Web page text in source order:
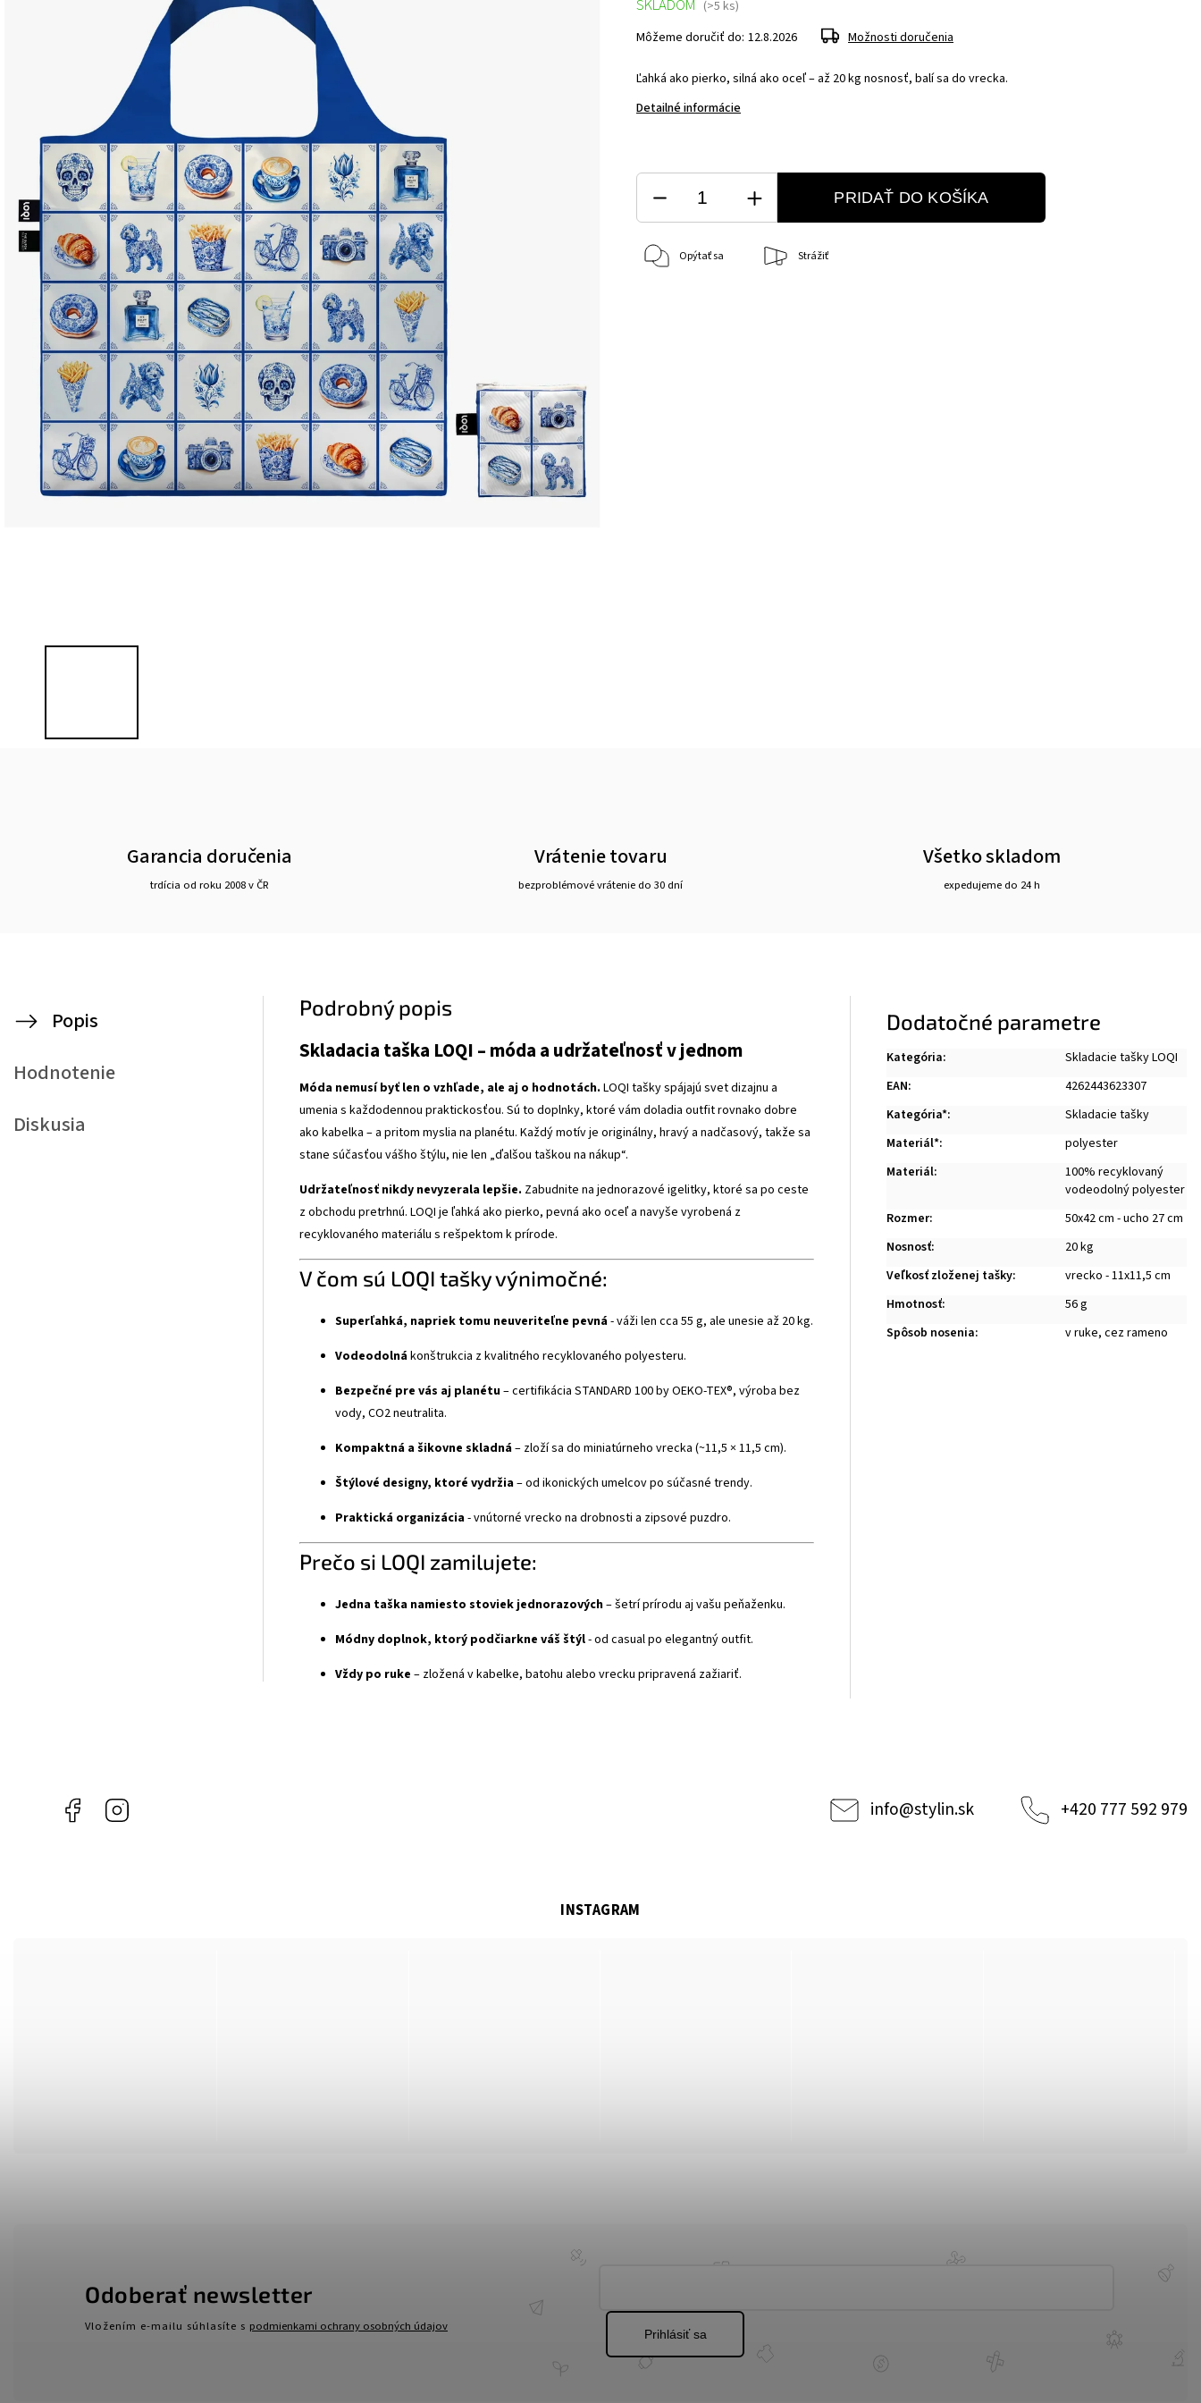
Ľahká ako pierko, silná ako oceľ – až 20 kg nosnosť, balí sa do vrecka.
Detailné informácie
SKLADOM (>5 ks)
Môžeme doručiť do: 12.8.2026 Možnosti doručenia
PRIDAŤ DO KOŠÍKA
Opýtať sa Strážiť
Garancia doručenia
trdícia od roku 2008 v ČR
Vrátenie tovaru
bezproblémové vrátenie do 30 dní
Všetko skladom
expedujeme do 24 h
Popis
Hodnotenie
Diskusia
Podrobný popis
Skladacia taška LOQI – móda a udržateľnosť v jednom
Móda nemusí byť len o vzhľade, ale aj o hodnotách. LOQI tašky spájajú svet dizajnu a
umenia s každodennou praktickosťou. Sú to doplnky, ktoré vám doladia outfit rovnako dobre
ako kabelka – a pritom myslia na planétu. Každý motív je originálny, hravý a nadčasový, takže sa
stane súčasťou vášho štýlu, nie len „ďalšou taškou na nákup“.
Udržateľnosť nikdy nevyzerala lepšie. Zabudnite na jednorazové igelitky, ktoré sa po ceste
z obchodu pretrhnú. LOQI je ľahká ako pierko, pevná ako oceľ a navyše vyrobená z
recyklovaného materiálu s rešpektom k prírode.
V čom sú LOQI tašky výnimočné:
Superľahká, napriek tomu neuveriteľne pevná- váži len cca 55 g, ale unesie až 20 kg.
Vodeodolnákonštrukcia z kvalitného recyklovaného polyesteru.
Bezpečné pre vás aj planétu– certifikácia STANDARD 100 by OEKO-TEX®, výroba bez
vody, CO2 neutralita.
Kompaktná a šikovne skladná– zloží sa do miniatúrneho vrecka (~11,5 × 11,5 cm).
Štýlové designy, ktoré vydržia– od ikonických umelcov po súčasné trendy.
Praktická organizácia- vnútorné vrecko na drobnosti a zipsové puzdro.
Prečo si LOQI zamilujete:
Jedna taška namiesto stoviek jednorazových– šetrí prírodu aj vašu peňaženku.
Módny doplnok, ktorý podčiarkne váš štýl- od casual po elegantný outfit.
Vždy po ruke – zložená v kabelke, batohu alebo vrecku pripravená zažiariť.
Dodatočné parametre
Kategória:
Skladacie tašky LOQI
EAN:
4262443623307
Kategória*:
Skladacie tašky
Materiál*:
polyester
Materiál:
100% recyklovaný
vodeodolný polyester
Rozmer:
50x42 cm - ucho 27 cm
Nosnosť:
20 kg
Veľkosť zloženej tašky:
vrecko - 11x11,5 cm
Hmotnosť:
56 g
Spôsob nosenia: v ruke, cez rameno
Facebook info@stylin.sk +420 777 592 979
INSTAGRAM
Odoberať newsletter
Vložením e-mailu súhlasíte s podmienkami ochrany osobných údajov
Prihlásiť sa